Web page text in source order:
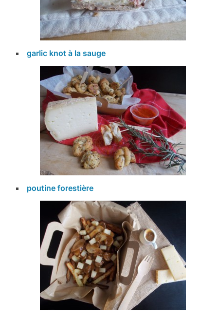
garlic knot à la sauge
poutine forestière